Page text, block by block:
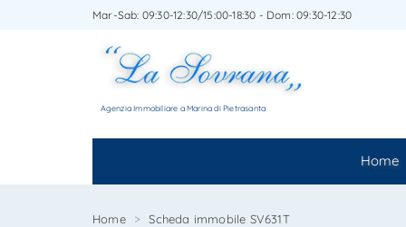
Mar-Sab: 09:30-12:30/15:00-18:30 - Dom: 09:30-12:30
Agenzia Immobiliare a Marina di Pietrasanta
Home
Home Scheda immobile SV631T